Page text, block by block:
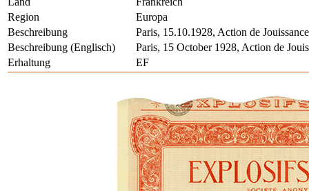
Region
Europa
Beschreibung
Paris, 15.10.1928, Action de
Beschreibung (Englisch)
Paris, 15 October 1928, Action de
Erhaltung
EF